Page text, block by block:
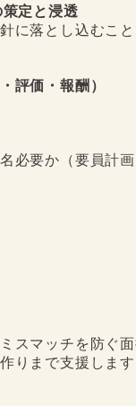
定と浸透
に落とし込むこと
評価・報酬）
要か（要員計画
スマッチを防ぐ面
りまで支援します